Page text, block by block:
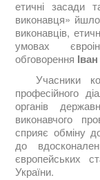
етичні засади
виконавця»
виконавців,
умовах
обговорення
Учасники
професійного
органів
виконавчого
сприяє обміну
до
європейських
України.